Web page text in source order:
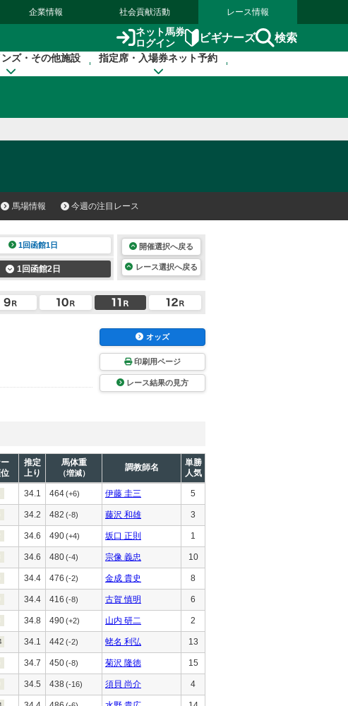
企業情報 社会貢献活動 レース情報
ネット馬券
ログイン
ビギナーズ 検索
ズ・その他施設 指定席・入場券ネット予約
馬場情報 今週の注目レース
1回函館1日
1回函館2日
開催選択へ戻る
レース選択へ戻る
オッズ
印刷用ページ
レース結果の見方
推定
上り
馬体重
（増減）
調教師名
単勝
人気
34.1 464(+6) 伊藤 圭三 5
34.2 482 (-8) 藤沢 和雄 3
34.6 490(+4) 坂口 正則 1
34.6 480(-4) 宗像 義忠 10
34.4 476 (-2) 金成 貴史 8
34.4 416 (-8) 古賀 慎明 6
34.8 490(+2) 山内 研二 2
34.1 442 (-2) 蛯名 利弘 13
34.7 450(-8) 菊沢 隆徳 15
34.5 438 (-16) 須貝 尚介 4